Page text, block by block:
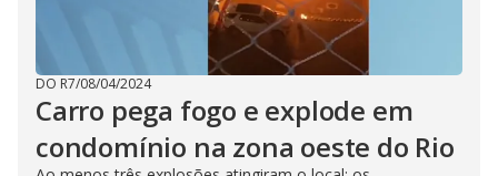
DO R7/08/04/2024
Carro pega fogo e explode em
condomínio na zona oeste do Rio